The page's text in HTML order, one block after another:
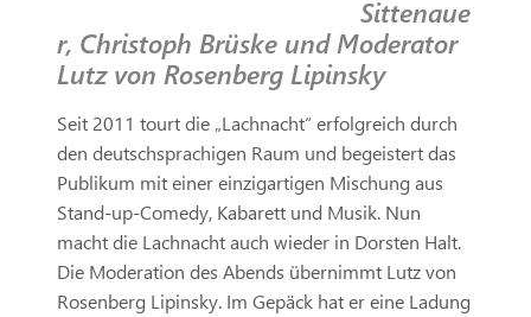
Sittenaue
r, Christoph Brüske und Moderator
Lutz von Rosenberg Lipinsky
Seit 2011 tourt die „Lachnacht“ erfolgreich durch
den deutschsprachigen Raum und begeistert das
Publikum mit einer einzigartigen Mischung aus
Stand-up-Comedy, Kabarett und Musik. Nun
macht die Lachnacht auch wieder in Dorsten Halt.
Die Moderation des Abends übernimmt Lutz von
Rosenberg Lipinsky. Im Gepäck hat er eine Ladung